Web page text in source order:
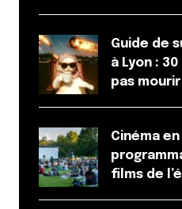
navigateur pour mon
Et
Guide de
à Lyon :
pas mourir
Cinéma
films de